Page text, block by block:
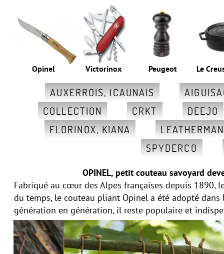
AUXERROIS, ICAUNAIS
COLLECTION
CRKT
DEEJO
FLORINOX, KIANA
LEATHERMAN
SPYDERCO
Peugeot Le
Victorinox
Opinel
OPINEL, petit couteau savoyard
Fabriqué au cœur des Alpes françaises depuis 1890,
du temps, le couteau pliant Opinel a été adopté
génération en génération, il reste populaire et